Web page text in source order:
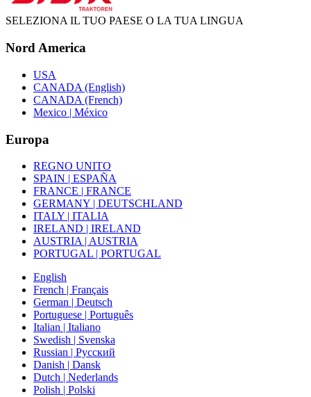
SELEZIONA IL TUO PAESE O LA TUA LINGUA
Nord America
USA
CANADA (English)
CANADA (French)
Mexico | México
Europa
REGNO UNITO
SPAIN | ESPAÑA
FRANCE | FRANCE
GERMANY | DEUTSCHLAND
ITALY | ITALIA
IRELAND | IRELAND
AUSTRIA | AUSTRIA
PORTUGAL | PORTUGAL
English
French | Français
German | Deutsch
Portuguese | Português
Italian | Italiano
Swedish | Svenska
Russian | Русский
Danish | Dansk
Dutch | Nederlands
Polish | Polski